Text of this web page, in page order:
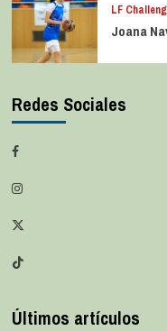
LF
Joana
Redes Sociales
Últimos artículos